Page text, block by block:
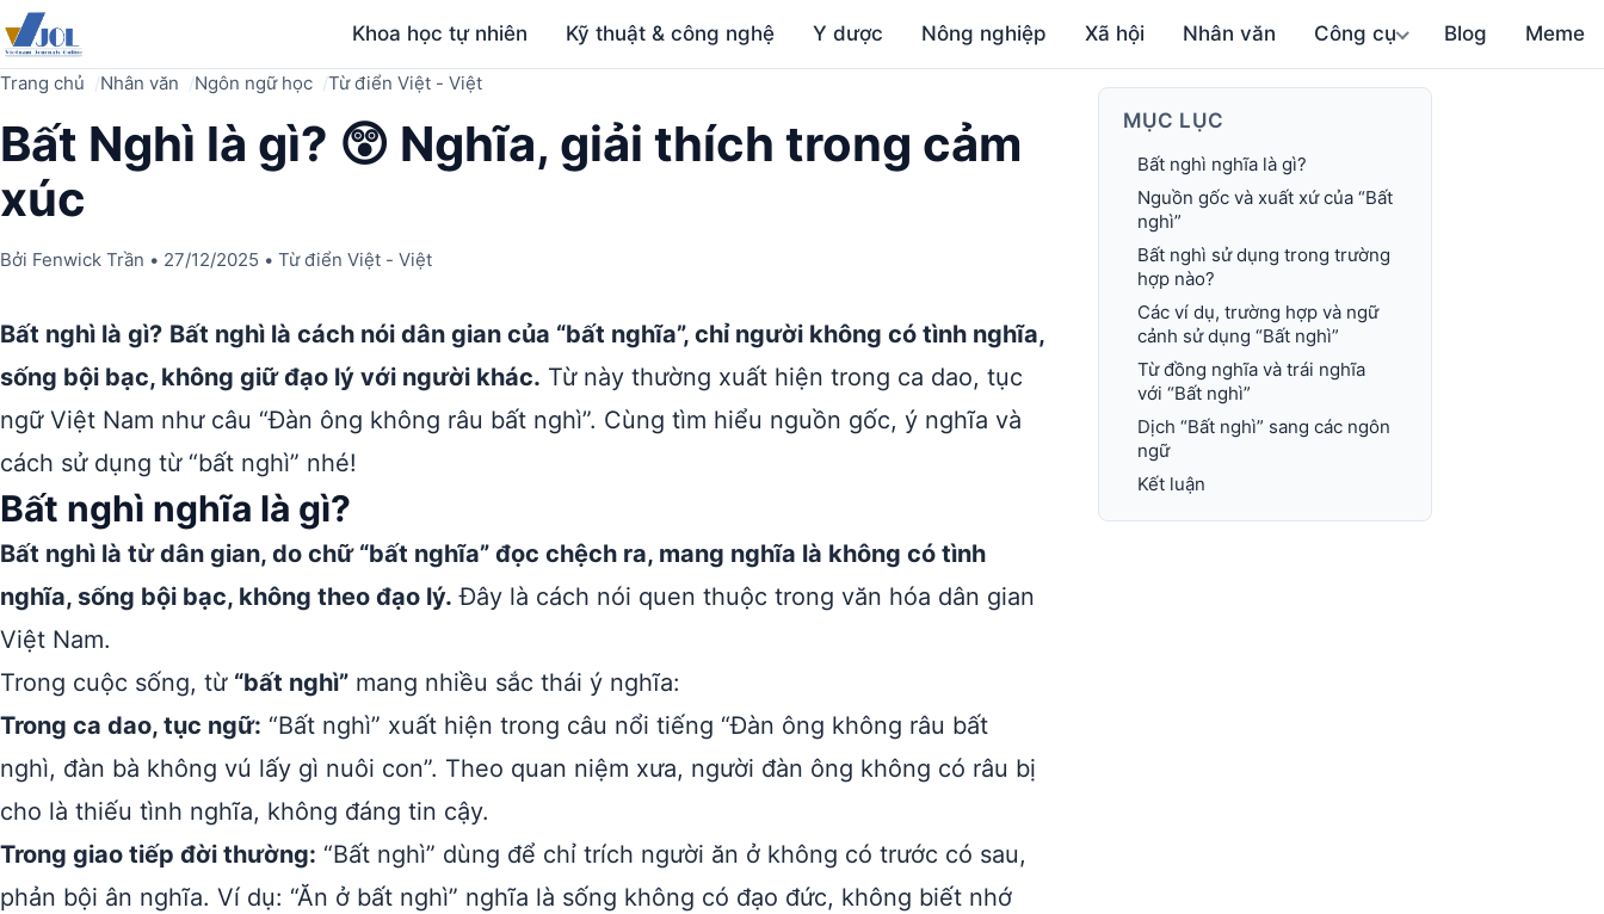
Khoa học tự nhiên Kỹ thuật & công nghệ Y dược Nông nghiệp Xã hội Nhân văn Công cụ Blog Meme
Trang chủ Nhân văn Ngôn ngữ học Từ điển Việt - Việt
Bất Nghì là gì? 😲 Nghĩa, giải thích trong cảm
xúc
Bởi Fenwick Trần • 27/12/2025 • Từ điển Việt - Việt
Bất nghì là gì? Bất nghì là cách nói dân gian của “bất nghĩa”, chỉ người không có tình nghĩa,
sống bội bạc, không giữ đạo lý với người khác. Từ này thường xuất hiện trong ca dao, tục
ngữ Việt Nam như câu “Đàn ông không râu bất nghì”. Cùng tìm hiểu nguồn gốc, ý nghĩa và
cách sử dụng từ “bất nghì” nhé!
Bất nghì nghĩa là gì?
Bất nghì là từ dân gian, do chữ “bất nghĩa” đọc chệch ra, mang nghĩa là không có tình
nghĩa, sống bội bạc, không theo đạo lý. Đây là cách nói quen thuộc trong văn hóa dân gian
Việt Nam.
Trong cuộc sống, từ “bất nghì” mang nhiều sắc thái ý nghĩa:
Trong ca dao, tục ngữ: “Bất nghì” xuất hiện trong câu nổi tiếng “Đàn ông không râu bất
nghì, đàn bà không vú lấy gì nuôi con”. Theo quan niệm xưa, người đàn ông không có râu bị
cho là thiếu tình nghĩa, không đáng tin cậy.
Trong giao tiếp đời thường: “Bất nghì” dùng để chỉ trích người ăn ở không có trước có sau,
phản bội ân nghĩa. Ví dụ: “Ăn ở bất nghì” nghĩa là sống không có đạo đức, không biết nhớ
MỤC LỤC
Bất nghì nghĩa là gì?
Nguồn gốc và xuất xứ của “Bất
nghì”
Bất nghì sử dụng trong trường
hợp nào?
Các ví dụ, trường hợp và ngữ
cảnh sử dụng “Bất nghì”
Từ đồng nghĩa và trái nghĩa
với “Bất nghì”
Dịch “Bất nghì” sang các ngôn
ngữ
Kết luận